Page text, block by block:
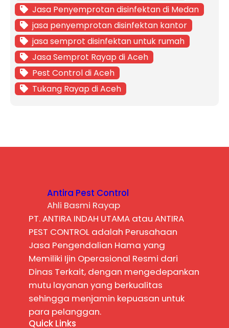
Jasa Penyemprotan disinfektan di Medan
jasa penyemprotan disinfektan kantor
jasa semprot disinfektan untuk rumah
Jasa Semprot Rayap di Aceh
Pest Control di Aceh
Tukang Rayap di Aceh
Antira Pest Control
Ahli Basmi Rayap
PT. ANTIRA INDAH UTAMA atau ANTIRA
PEST CONTROL adalah Perusahaan
Jasa Pengendalian Hama yang
Memiliki Ijin Operasional Resmi dari
Dinas Terkait, dengan mengedepankan
mutu layanan yang berkualitas
sehingga menjamin kepuasan untuk
para pelanggan.
Quick Links